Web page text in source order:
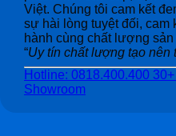
Việt. Chúng tôi cam kết
sự hài lòng tuyệt đối, cam
hành cùng chất lượng
“Uy tín chất lượng tạo nên
Hotline: 0818.400.400
Showroom